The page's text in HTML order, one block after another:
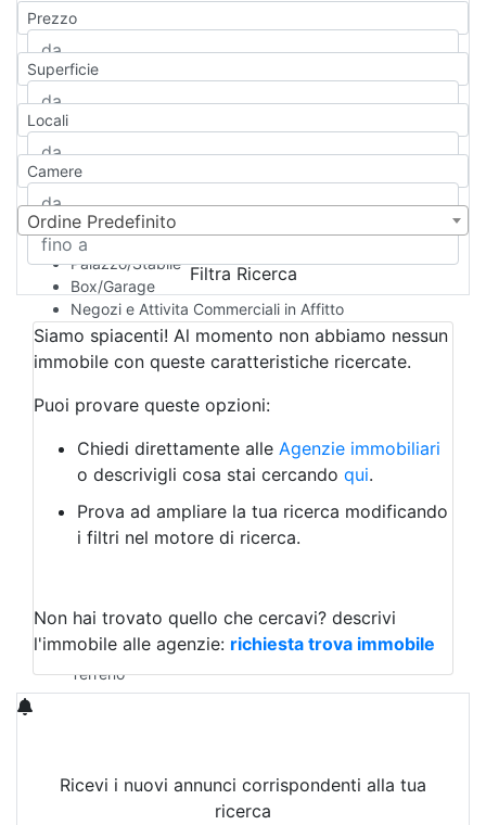
Qualsiasi
Appartamento
Casa indipendente
Casa Semi-indipendente
Attico/Mansarda
Rustico/Casale
Camera d'Albergo
Multiproprietà
Palazzo/Stabile
Box/Garage
Negozi e Attivita Commerciali in Affitto
Qualsiasi
Attività/Licenza Commerciale
Azienda Agricola
Bar/Ristorante
Albergo
Laboratorio Artigianale
Negozio/locale commerciale
Agriturismo
Magazzini
Qualsiasi
Terreno edificabile
Terreno
Prezzo
Superficie
Locali
Camere
Ordine Predefinito
Filtra Ricerca
Siamo spiacenti! Al momento non abbiamo nessun
immobile con queste caratteristiche ricercate.
Puoi provare queste opzioni:
Chiedi direttamente alle Agenzie immobiliari
o descrivigli cosa stai cercando qui.
Prova ad ampliare la tua ricerca modificando
i filtri nel motore di ricerca.
Non hai trovato quello che cercavi? descrivi
l'immobile alle agenzie: richiesta trova immobile
Ricevi i nuovi annunci corrispondenti alla tua
ricerca